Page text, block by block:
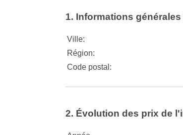
1. Informations
Ville:
Région:
Code postal:
2. Évolution des prix de